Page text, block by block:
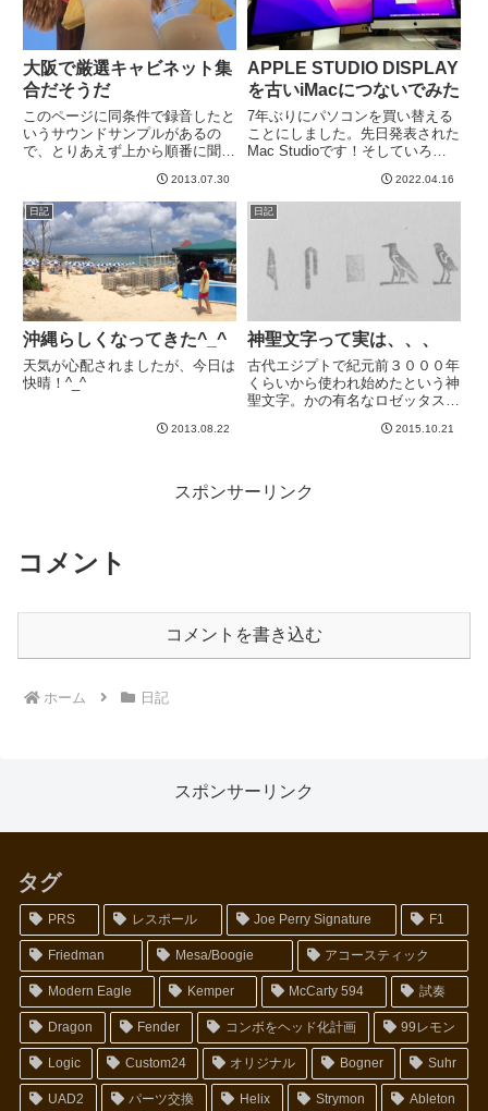
大阪で厳選キャビネット集
合だそうだ
このページに同条件で録音したと
いうサウンドサンプルがあるの
で、とりあえず上から順番に聞い
言ってもどの辺が強調されるかと
いうのは結構違うんですねー。し
かしなあ、マイクの位置ってちょ
っと変わるだけでだいぶ音が変わ
っ...
2013.07.30
APPLE STUDIO DISPLAY
を古いiMacにつないでみた
7年ぶりにパソコンを買い替える
ことにしました。先日発表された
Mac Studioです！そしていろい
Displayも導入。しかも２
枚。。。というわけで到着を楽し
みにしていたのですが、上海のロ
2022.04.16
日記
沖縄らしくなってきた^_^
天気が心配されましたが、今日は
快晴！^_^
2013.08.22
日記
神聖文字って実は、、、
古代エジプトで紀元前３０００年
くらいから使われ始めたという神
聖文字。かの有名なロゼッタスト
ができるようになりました。で
いるのか。・・・・・・そう。
LE...
2015.10.21
スポンサーリンク
コメント
コメントを書き込む
ホーム 日記
スポンサーリンク
タグ
PRS レスポール Joe Perry Signature F1
Friedman Mesa/Boogie アコースティック
Modern Eagle Kemper McCarty 594 試奏
Dragon Fender コンボをヘッド化計画 99レモン
Logic Custom24 オリジナル Bogner Suhr
UAD2 パーツ交換 Helix Strymon Ableton